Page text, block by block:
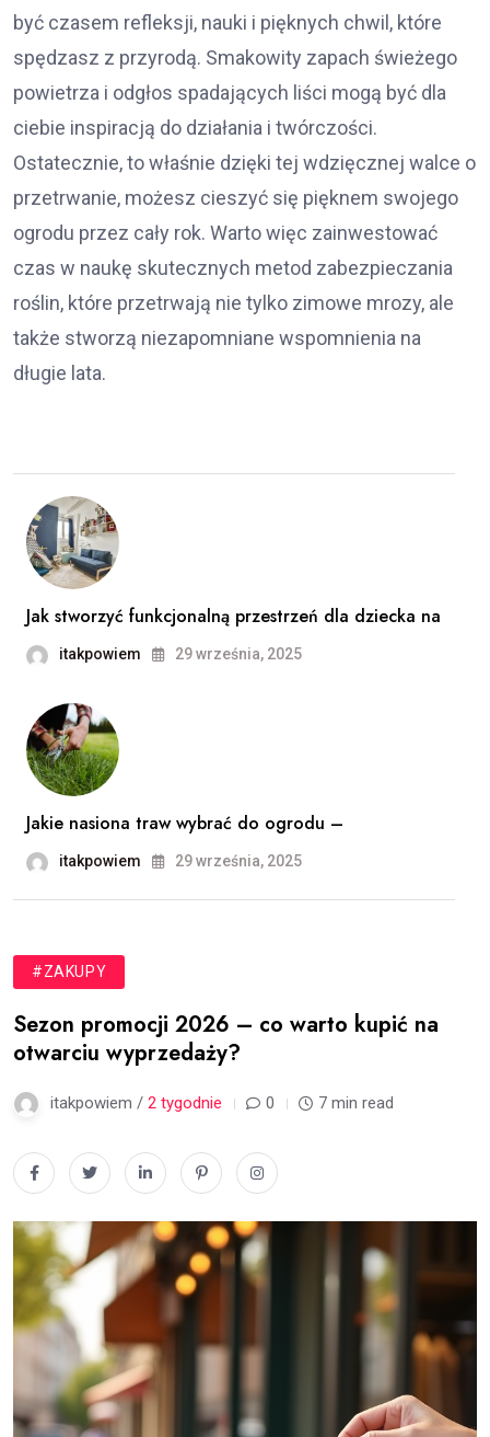
być czasem refleksji, nauki i pięknych chwil, które
spędzasz z przyrodą. Smakowity zapach świeżego
powietrza i odgłos spadających liści mogą być dla
ciebie inspiracją do działania i twórczości.
Ostatecznie, to właśnie dzięki tej wdzięcznej walce o
przetrwanie, możesz cieszyć się pięknem swojego
ogrodu przez cały rok. Warto więc zainwestować
czas w naukę skutecznych metod zabezpieczania
roślin, które przetrwają nie tylko zimowe mrozy, ale
także stworzą niezapomniane wspomnienia na
długie lata.
Jak stworzyć funkcjonalną przestrzeń dla dziecka na
itakpowiem 29 września, 2025
Jakie nasiona traw wybrać do ogrodu –
itakpowiem 29 września, 2025
#ZAKUPY
Sezon promocji 2026 – co warto kupić na
otwarciu wyprzedaży?
itakpowiem / 2 tygodnie 0 7 min read